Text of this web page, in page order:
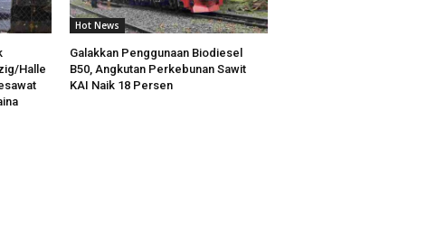
Halle
Hot News
Galakkan Penggunaan Biodiesel
B50, Angkutan Perkebunan Sawit
KAI Naik 18 Persen